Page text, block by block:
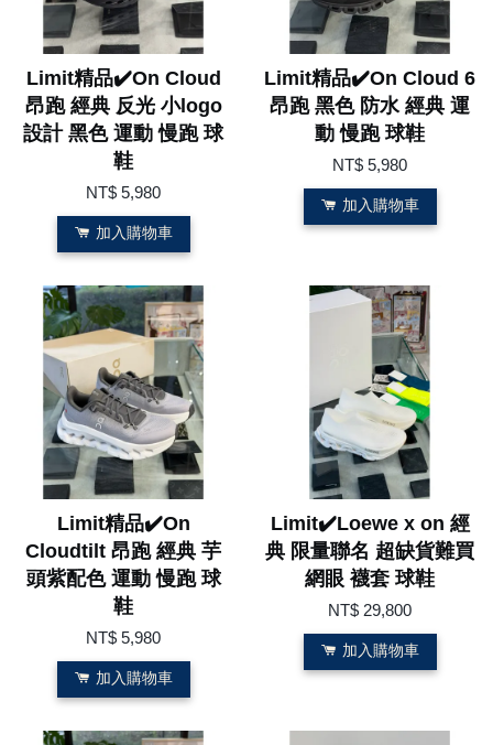
Limit精品✔️On Cloud
昂跑 經典 反光 小logo
設計 黑色 運動 慢跑 球
鞋
NT$ 5,980
加入購物車
Limit精品✔️On Cloud 6
昂跑 黑色 防水 經典 運
動 慢跑 球鞋
NT$ 5,980
加入購物車
Limit精品✔️On
Cloudtilt 昂跑 經典 芋
頭紫配色 運動 慢跑 球
鞋
NT$ 5,980
加入購物車
Limit✔️Loewe x on 經
典 限量聯名 超缺貨難買
網眼 襪套 球鞋
NT$ 29,800
加入購物車